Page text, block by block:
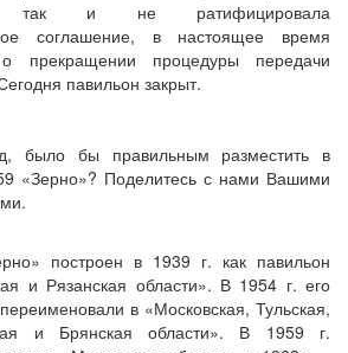
так и не ратифицировала
соглашение, в настоящее время
прекращении процедуры передачи
павильон закрыт.
было бы правильным разместить в
«Зерно»? Поделитесь с нами Вашими
построен в 1939 г. как павильон
и Рязанская области». В 1954 г. его
в «Московская, Тульская,
и Брянская области». В 1959 г.